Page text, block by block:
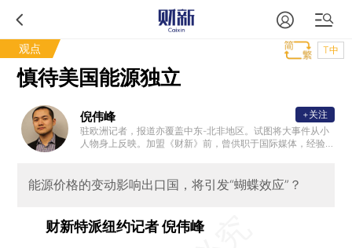
观点 T中
慎待美国能源独立
倪伟峰
驻欧洲记者，报道亦覆盖中东-北非地区。试图将大事件从小
人物身上反映。加盟《财新》前，曾供职于国际媒体，经验
+关注
能源价格的变动影响出口国，将引发“蝴蝶效应”？
财新特派纽约记者 倪伟峰